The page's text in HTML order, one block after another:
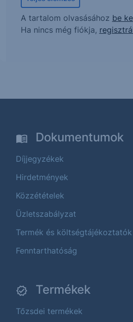
A tartalom olvasásához be
Ha nincs még fiókja,
Dokumentumok
Díjjegyzékek
Hirdetmények
Közzétételek
Üzletszabályzat
Termék és költségtájékoztatók
Fenntarthatóság
Termékek
Tőzsdei termékek